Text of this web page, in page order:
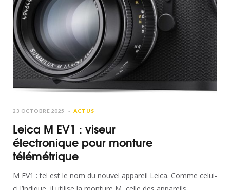
ZR : caméra 6K ultra-compacte
abordable de Nikon
Imprimante DNP : trouvez l’imprimante
photo qui répond à vos besoins
23 OCTOBRE 2025 ACTUS
Leica M EV1 : viseur
électronique pour monture
télémétrique
M EV1 : tel est le nom du nouvel appareil Leica. Comme celui-